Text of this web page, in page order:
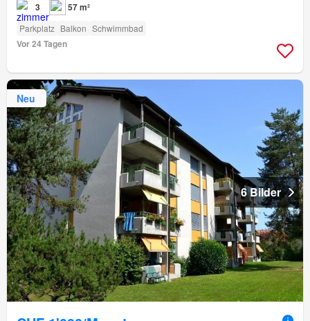
3 57 m²
Parkplatz Balkon Schwimmbad
Vor 24 Tagen
Neu
6 Bilder